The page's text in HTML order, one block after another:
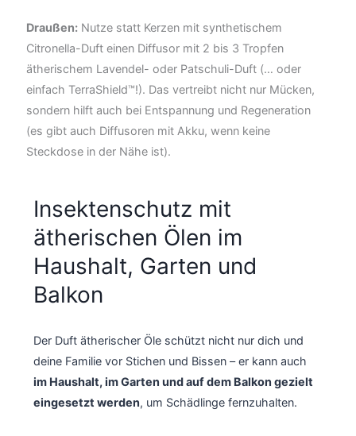
Draußen: Nutze statt Kerzen mit synthetischem
Citronella-Duft einen Diffusor mit 2 bis 3 Tropfen
ätherischem Lavendel- oder Patschuli-Duft (… oder
einfach TerraShield™!). Das vertreibt nicht nur Mücken,
sondern hilft auch bei Entspannung und Regeneration
(es gibt auch Diffusoren mit Akku, wenn keine
Steckdose in der Nähe ist).
Insektenschutz mit
ätherischen Ölen im
Haushalt, Garten und
Balkon
Der Duft ätherischer Öle schützt nicht nur dich und
deine Familie vor Stichen und Bissen – er kann auch
im Haushalt, im Garten und auf dem Balkon gezielt
eingesetzt werden, um Schädlinge fernzuhalten.